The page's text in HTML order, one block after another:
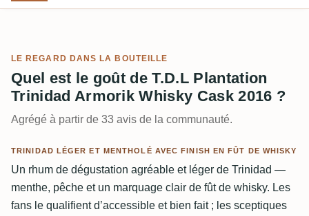
LE REGARD DANS LA BOUTEILLE
Quel est le goût de T.D.L Plantation
Trinidad Armorik Whisky Cask 2016 ?
Agrégé à partir de 33 avis de la communauté.
TRINIDAD LÉGER ET MENTHOLÉ AVEC FINISH EN FÛT DE WHISKY
Un rhum de dégustation agréable et léger de Trinidad —
menthe, pêche et un marquage clair de fût de whisky. Les
fans le qualifient d’accessible et bien fait ; les sceptiques